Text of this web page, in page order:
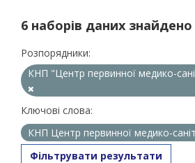
6 наборів даних знайдено
Розпорядники:
КНП "Центр первинної медико-
Ключові слова:
КНП Центр первинної медико-
Фільтрувати результати